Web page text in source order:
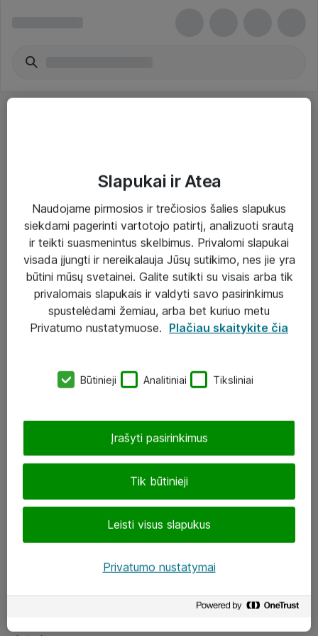
Paslaugos
Sprendimai
Įgyvendinti projektai
Atea ekspertų patarimai verslui
eShop@atea.lt
LinkedIn
Slapukai ir Atea
Naudojame pirmosios ir trečiosios šalies slapukus
siekdami pagerinti vartotojo patirtį, analizuoti srautą
ir teikti suasmenintus skelbimus. Privalomi slapukai
visada įjungti ir nereikalauja Jūsų sutikimo, nes jie yra
būtini mūsų svetainei. Galite sutikti su visais arba tik
privalomais slapukais ir valdyti savo pasirinkimus
spustelėdami žemiau, arba bet kuriuo metu
Privatumo nustatymuose. Plačiau skaitykite čia
Būtinieji Analitiniai Tiksliniai
Tik būtinieji
Leisti visus slapukus
Įrašyti pasirinkimus
Privatumo nustatymai